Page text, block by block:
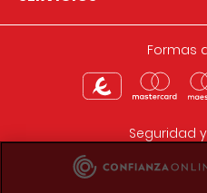
Formas
Seguridad